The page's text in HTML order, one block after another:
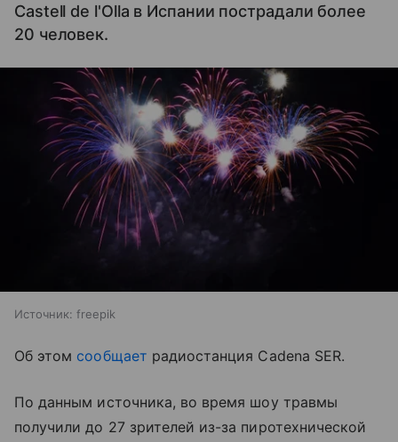
Castell de l'Olla в Испании пострадали более
20 человек.
Источник: freepik
Об этом сообщает радиостанция Cadena SER.
По данным источника, во время шоу травмы
получили до 27 зрителей из-за пиротехнической